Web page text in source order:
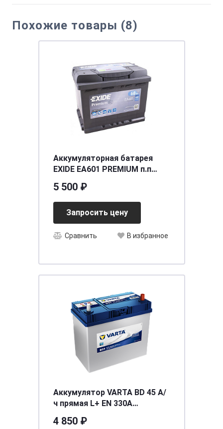
Похожие товары (8)
Аккумуляторная батарея
EXIDE EA601 PREMIUM п.п
CARBON BOOST
5 500 ₽
Запросить цену
Сравнить В избранное
Аккумулятор VARTA BD 45 А/
ч прямая L+ EN 330A
4 850 ₽